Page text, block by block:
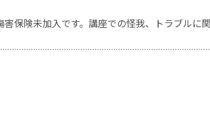
害保険未加入です。講座での怪我、トラブルに